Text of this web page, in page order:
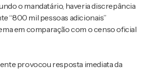
o mandatário, haveria discrepância
“800 mil pessoas adicionais”
em comparação com o censo oficial
provocou resposta imediata da